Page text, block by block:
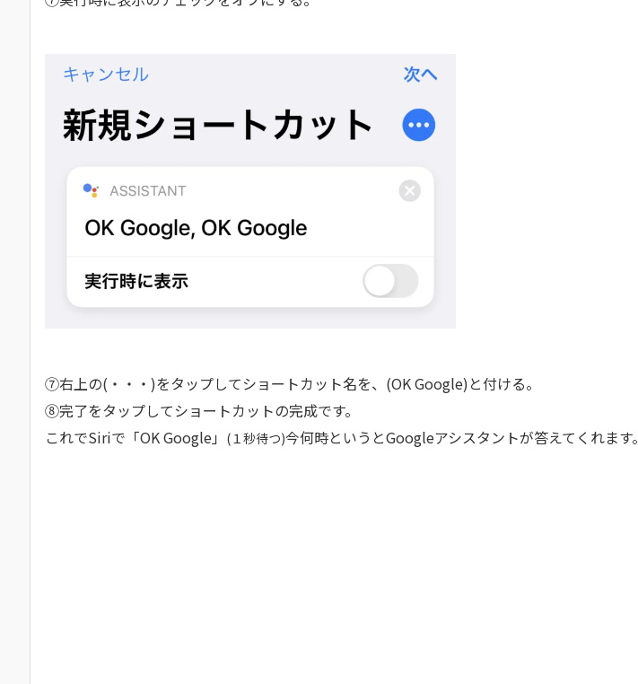
⑦右上の(・・・)をタップしてショートカット名を、(OK Google)と付ける。
⑧完了をタップしてショートカットの完成です。
これでSiriで「OK Google」 (１秒待つ)今何時というとGoogleアシスタントが答えてくれます。